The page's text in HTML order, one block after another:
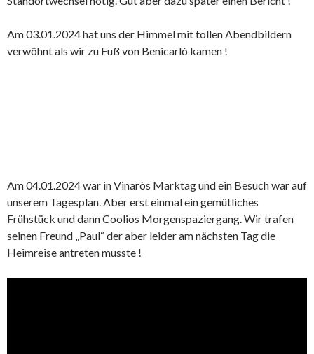
Am 03.01.2024 hat uns der Himmel mit tollen Abendbildern
verwöhnt als wir zu Fuß von Benicarló kamen !
Am 04.01.2024 war in Vinaròs Marktag und ein Besuch war auf
unserem Tagesplan. Aber erst einmal ein gemütliches
Frühstück und dann Coolios Morgenspaziergang. Wir trafen
seinen Freund „Paul“ der aber leider am nächsten Tag die
Heimreise antreten musste !